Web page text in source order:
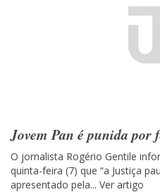
Jovem Pan é punida por
O jornalista Rogério Gentile
quinta-feira (7) que “a Justiça
apresentado pela... Ver artigo